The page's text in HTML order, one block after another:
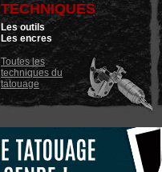
TECHNIQUES
Les outils
Les encres
Toutes les
techniques du
tatouage